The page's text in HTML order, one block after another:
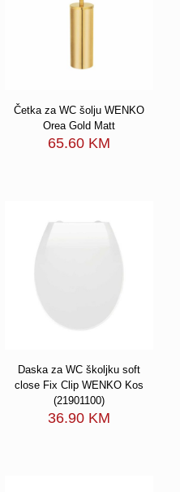
Četka za WC šolju WENKO
Orea Gold Matt
65.60 KM
Daska za WC školjku soft
close Fix Clip WENKO Kos
(21901100)
36.90 KM